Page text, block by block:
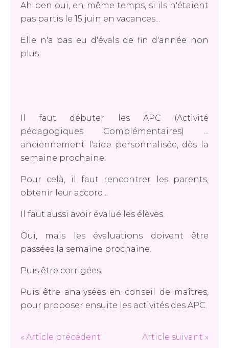
Ah ben oui, en même temps, si ils n'étaient
pas partis le 15 juin en vacances...
Elle n'a pas eu d'évals de fin d'année non
plus.
Il faut débuter les APC (Activité
pédagogiques Complémentaires) ...
anciennement l'aide personnalisée, dès la
semaine prochaine.
Pour celà, il faut rencontrer les parents,
obtenir leur accord...
Il faut aussi avoir évalué les élèves.
Oui, mais les évaluations doivent être
passées la semaine prochaine.
Puis être corrigées.
Puis être analysées en conseil de maîtres,
pour proposer ensuite les activités des APC.
« Article précédent Article suivant »